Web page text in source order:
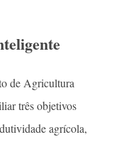
de Agricultura
três objetivos
agrícola,